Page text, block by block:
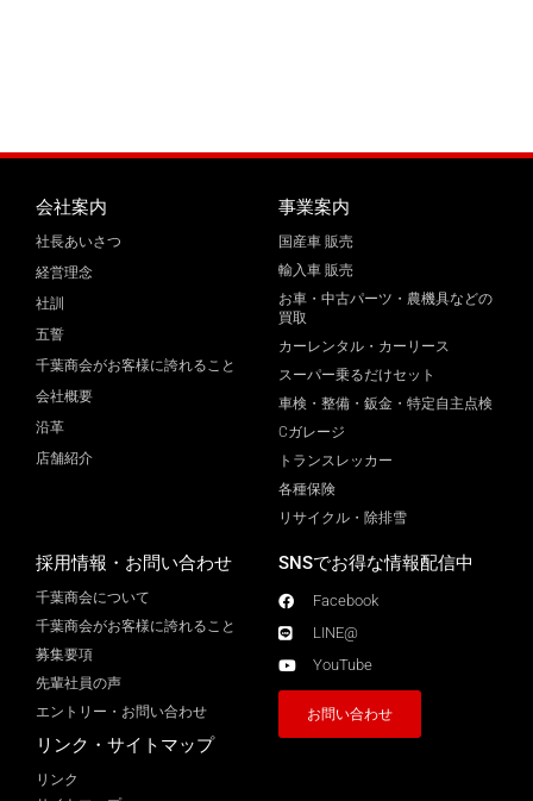
会社案内
社長あいさつ
経営理念
社訓
五誓
千葉商会がお客様に誇れること
会社概要
沿革
店舗紹介
事業案内
国産車 販売
輸入車 販売
お車・中古パーツ・農機具などの
買取
カーレンタル・カーリース
スーパー乗るだけセット
車検・整備・鈑金・特定自主点検
Cガレージ
トランスレッカー
各種保険
リサイクル・除排雪
採用情報・お問い合わせ
千葉商会について
千葉商会がお客様に誇れること​
募集要項
先輩社員の声
エントリー・お問い合わせ
リンク・サイトマップ
リンク
SNSでお得な情報配信中
Facebook
LINE@
YouTube
お問い合わせ